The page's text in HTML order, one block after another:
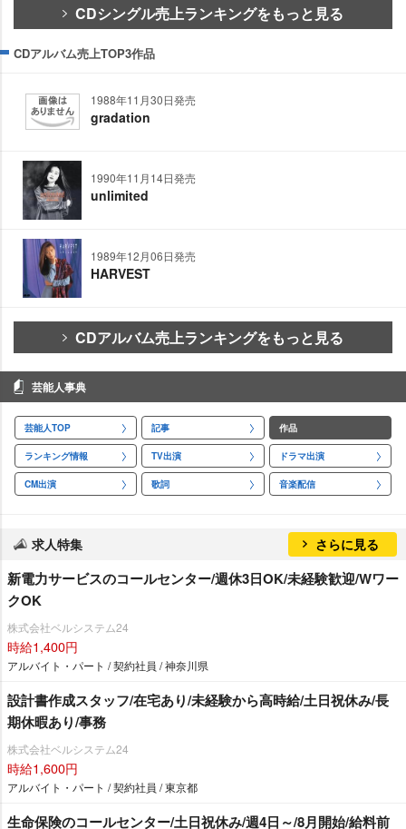
CDシングル売上ランキングをもっと見る
CDアルバム売上TOP3作品
1988年11月30日発売
gradation
1990年11月14日発売
unlimited
1989年12月06日発売
HARVEST
CDアルバム売上ランキングをもっと見る
芸能人事典
芸能人TOP 記事 作品
ランキング情報 TV出演 ドラマ出演
CM出演 歌詞 音楽配信
求人特集 さらに見る
新電力サービスのコールセンター/週休3日OK/未経験歓迎/Wワー
クOK
株式会社ベルシステム24
時給1,400円
アルバイト・パート / 契約社員 / 神奈川県
設計書作成スタッフ/在宅あり/未経験から高時給/土日祝休み/長
期休暇あり/事務
株式会社ベルシステム24
時給1,600円
アルバイト・パート / 契約社員 / 東京都
生命保険のコールセンター/土日祝休み/週4日～/8月開始/給料前